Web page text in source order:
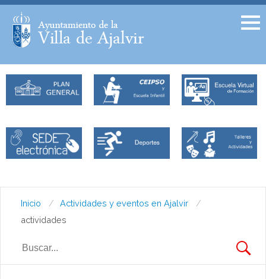
Facebook
Inicio
Actividades y eventos en Ajalvir
actividades